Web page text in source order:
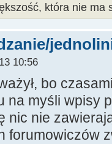
która nie ma
10:56
bo
na myśli wpisy
nic nie
forumowiczów